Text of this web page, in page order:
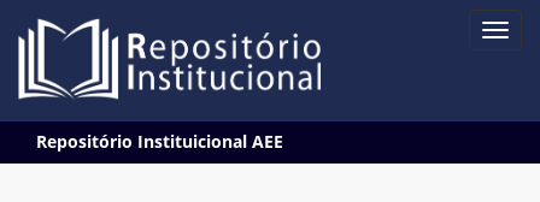
navigation
Repositório Instituicional AEE